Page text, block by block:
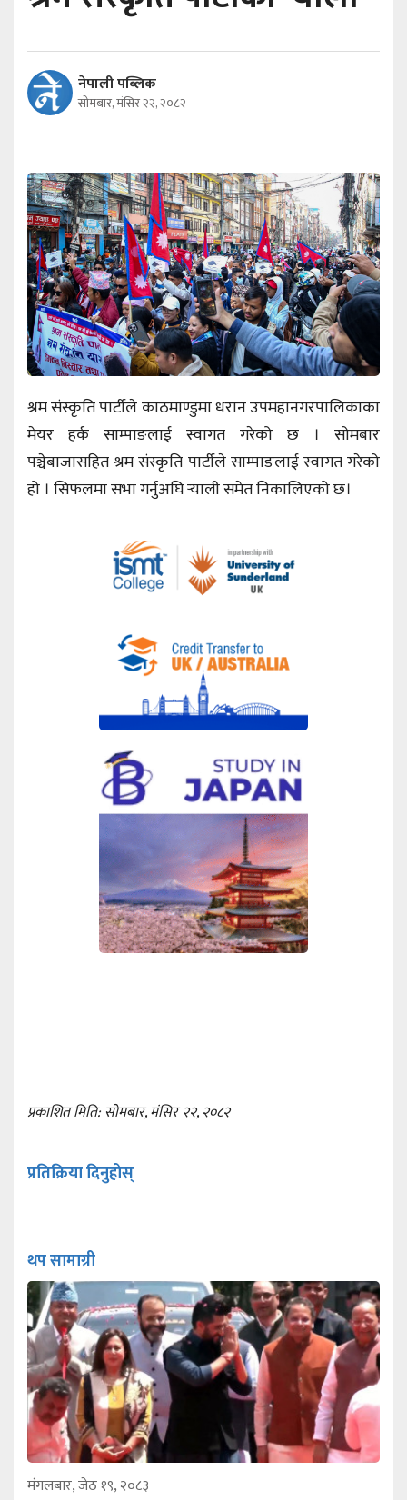
नेपाली पब्लिक
सोमबार, मंसिर २२, २०८२
श्रम संस्कृति पार्टीले काठमाण्डुमा धरान उपमहानगरपालिकाका
मेयर हर्क साम्पाङलाई स्वागत गरेको छ । सोमबार
पञ्चेबाजासहित श्रम संस्कृति पार्टीले साम्पाङलाई स्वागत गरेको
हो । सिफलमा सभा गर्नुअघि र्‍याली समेत निकालिएको छ।
प्रकाशित मिति: सोमबार, मंसिर २२, २०८२
प्रतिक्रिया दिनुहोस्
थप सामाग्री
मंगलबार, जेठ १९, २०८३